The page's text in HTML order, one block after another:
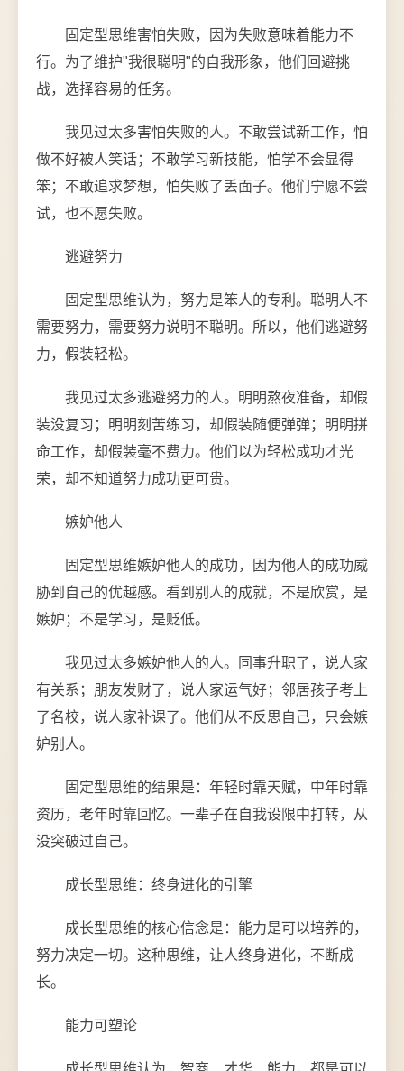
固定型思维害怕失败，因为失败意味着能力不
行。为了维护"我很聪明"的自我形象，他们回避挑
战，选择容易的任务。
我见过太多害怕失败的人。不敢尝试新工作，怕
做不好被人笑话；不敢学习新技能，怕学不会显得
笨；不敢追求梦想，怕失败了丢面子。他们宁愿不尝
试，也不愿失败。
逃避努力
固定型思维认为，努力是笨人的专利。聪明人不
需要努力，需要努力说明不聪明。所以，他们逃避努
力，假装轻松。
我见过太多逃避努力的人。明明熬夜准备，却假
装没复习；明明刻苦练习，却假装随便弹弹；明明拼
命工作，却假装毫不费力。他们以为轻松成功才光
荣，却不知道努力成功更可贵。
嫉妒他人
固定型思维嫉妒他人的成功，因为他人的成功威
胁到自己的优越感。看到别人的成就，不是欣赏，是
嫉妒；不是学习，是贬低。
我见过太多嫉妒他人的人。同事升职了，说人家
有关系；朋友发财了，说人家运气好；邻居孩子考上
了名校，说人家补课了。他们从不反思自己，只会嫉
妒别人。
固定型思维的结果是：年轻时靠天赋，中年时靠
资历，老年时靠回忆。一辈子在自我设限中打转，从
没突破过自己。
成长型思维：终身进化的引擎
成长型思维的核心信念是：能力是可以培养的，
努力决定一切。这种思维，让人终身进化，不断成
长。
能力可塑论